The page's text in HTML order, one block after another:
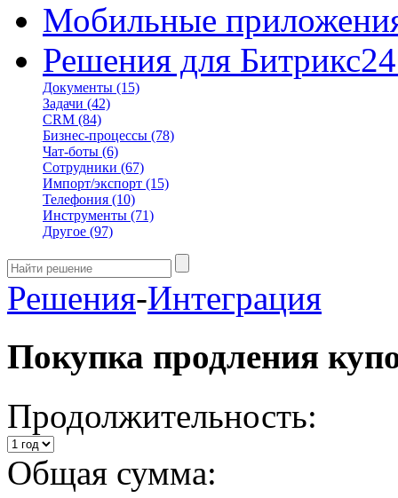
Мобильные
Решения для Битрикс24
Документы (15)
Задачи (42)
CRM (84)
Бизнес-процессы (78)
Чат-боты (6)
Сотрудники (67)
Импорт/экспорт (15)
Телефония (10)
Инструменты (71)
Другое (97)
Решения-Интеграция
Покупка продления
Продолжительность:
Общая сумма: